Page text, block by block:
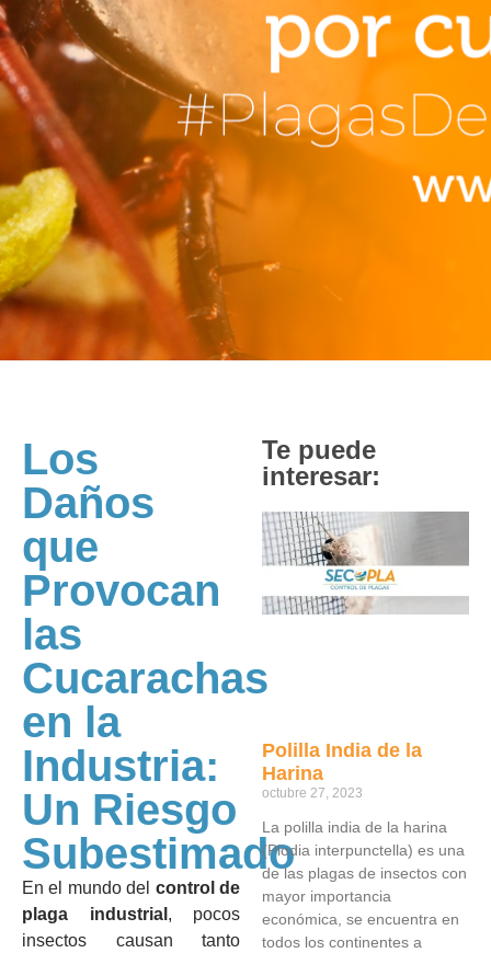
Los
Daños
que
Provocan
las
Cucarachas
en la
Industria:
Un Riesgo
Subestimado
En el mundo del control de
plaga industrial , pocos
insectos causan tanto
Te puede
interesar:
Polilla India de la
Harina
octubre 27, 2023
La polilla india de la harina
(Plodia interpunctella) es una
de las plagas de insectos con
mayor importancia
económica, se encuentra en
todos los continentes a